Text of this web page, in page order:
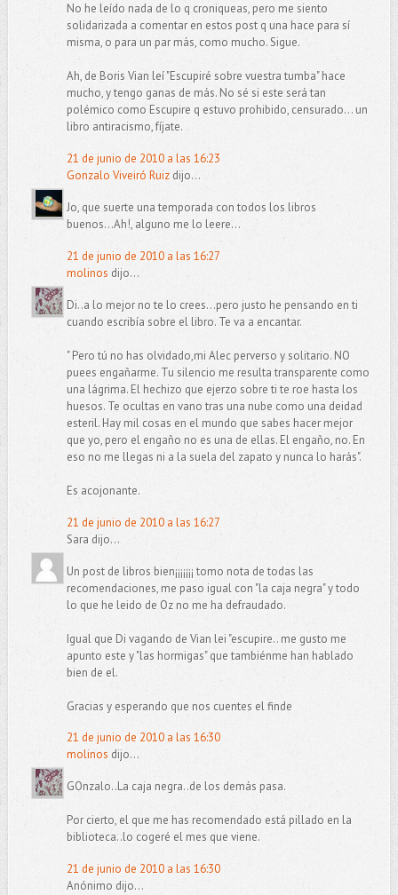
No he leído nada de lo q croniqueas, pero me siento
solidarizada a comentar en estos post q una hace para sí
misma, o para un par más, como mucho. Sigue.
Ah, de Boris Vian leí "Escupiré sobre vuestra tumba" hace
mucho, y tengo ganas de más. No sé si este será tan
polémico como Escupire q estuvo prohibido, censurado... un
libro antiracismo, fíjate.
21 de junio de 2010 a las 16:23
Gonzalo Viveiró Ruizdijo...
Jo, que suerte una temporada con todos los libros
buenos...Ah!, alguno me lo leere...
21 de junio de 2010 a las 16:27
molinos dijo...
Di..a lo mejor no te lo crees...pero justo he pensando en ti
cuando escribía sobre el libro. Te va a encantar.
" Pero tú no has olvidado,mi Alec perverso y solitario. NO
puees engañarme. Tu silencio me resulta transparente como
una lágrima. El hechizo que ejerzo sobre ti te roe hasta los
huesos. Te ocultas en vano tras una nube como una deidad
esteril. Hay mil cosas en el mundo que sabes hacer mejor
que yo, pero el engaño no es una de ellas. El engaño, no. En
eso no me llegas ni a la suela del zapato y nunca lo harás".
Es acojonante.
21 de junio de 2010 a las 16:27
Sara dijo...
Un post de libros bien¡¡¡¡¡¡¡ tomo nota de todas las
recomendaciones, me paso igual con "la caja negra" y todo
lo que he leido de Oz no me ha defraudado.
Igual que Di vagando de Vian lei "escupire.. me gusto me
apunto este y "las hormigas" que tambiénme han hablado
bien de el.
Gracias y esperando que nos cuentes el finde
21 de junio de 2010 a las 16:30
molinos dijo...
GOnzalo..La caja negra..de los demás pasa.
Por cierto, el que me has recomendado está pillado en la
biblioteca..lo cogeré el mes que viene.
21 de junio de 2010 a las 16:30
Anónimo dijo...